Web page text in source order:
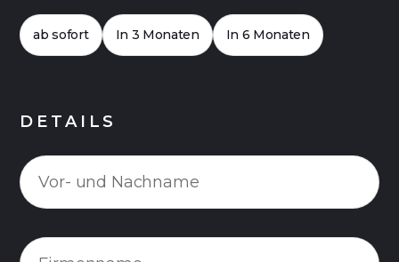
ab sofort In 3 Monaten In 6 Monaten
DETAILS